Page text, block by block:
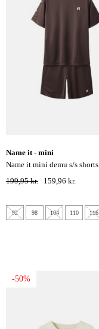
name it - mini
name it mini demu s/s shorts sæt -
chocolate martini
199,95 kr. 159,96 kr.
92 98 104 110 116
-50%